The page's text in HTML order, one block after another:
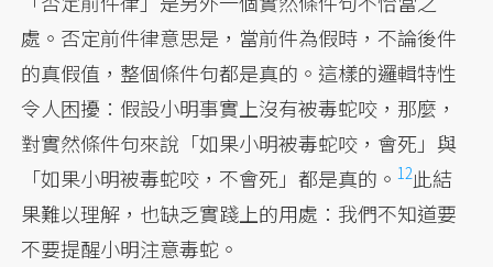
處。否定前件律意思是，當前件為假時，不論後件
的真假值，整個條件句都是真的。這樣的邏輯特性
令人困擾：假設小明事實上沒有被毒蛇咬，那麼，
對實然條件句來說「如果小明被毒蛇咬，會死」與
「如果小明被毒蛇咬，不會死」都是真的。12此結
果難以理解，也缺乏實踐上的用處：我們不知道要
不要提醒小明注意毒蛇。